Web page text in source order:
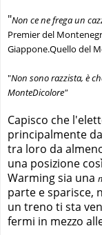
"Non ce ne frega un
Premier del
Giappone.Quello del
"Non sono razzista, è
MonteDicolore"
Capisco che
principalmente
tra loro da
una posizione
Warming sia una
parte e sparisce,
un treno ti sta
fermi in mezzo